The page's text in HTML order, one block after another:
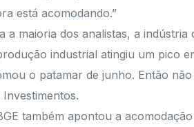
está acomodando.”
a maioria dos analistas, a
industrial atingiu um pico
o patamar de junho. Então
Investimentos.
também apontou a